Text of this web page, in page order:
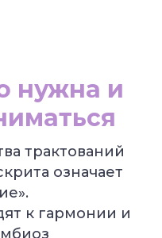
нужна и
трактований
означает
к гармонии и